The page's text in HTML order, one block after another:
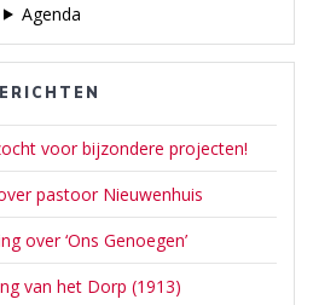
Agenda
voor bijzondere projecten!
pastoor Nieuwenhuis
over ‘Ons Genoegen’
van het Dorp (1913)